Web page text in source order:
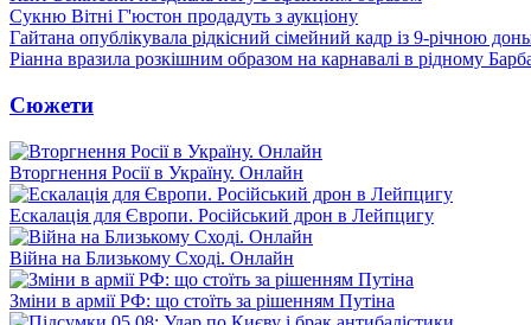
Сукню Вітні Г'юстон продадуть з аукціону
Гайтана опублікувала рідкісний сімейний кадр із 9-річною
Ріанна вразила розкішним образом на карнавалі в рідному
Сюжети
Вторгнення Росії в Україну. Онлайн
Ескалація для Європи. Російський дрон в Лейпцигу
Війна на Близькому Сході. Онлайн
Зміни в армії РФ: що стоїть за рішенням Путіна